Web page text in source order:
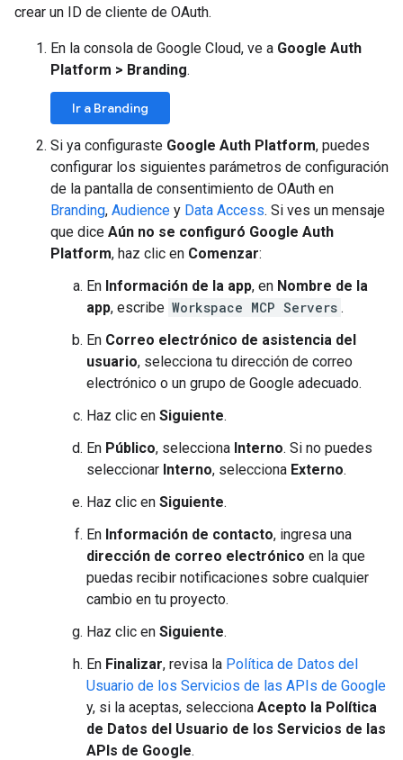
crear un ID de cliente de OAuth.
En la consola de Google Cloud, ve a Google Auth
Platform > Branding.
Ir a Branding
Si ya configuraste Google Auth Platform, puedes
configurar los siguientes parámetros de configuración
de la pantalla de consentimiento de OAuth en
Branding, Audience y Data Access. Si ves un mensaje
que dice Aún no se configuró Google Auth
Platform, haz clic en Comenzar:
En Información de la app, en Nombre de la
app, escribe Workspace MCP Servers .
En Correo electrónico de asistencia del
usuario, selecciona tu dirección de correo
electrónico o un grupo de Google adecuado.
Haz clic en Siguiente.
En Público, selecciona Interno. Si no puedes
seleccionar Interno, selecciona Externo.
Haz clic en Siguiente.
En Información de contacto, ingresa una
dirección de correo electrónico en la que
puedas recibir notificaciones sobre cualquier
cambio en tu proyecto.
Haz clic en Siguiente.
En Finalizar, revisa la Política de Datos del
Usuario de los Servicios de las APIs de Google
y, si la aceptas, selecciona Acepto la Política
de Datos del Usuario de los Servicios de las
APIs de Google.